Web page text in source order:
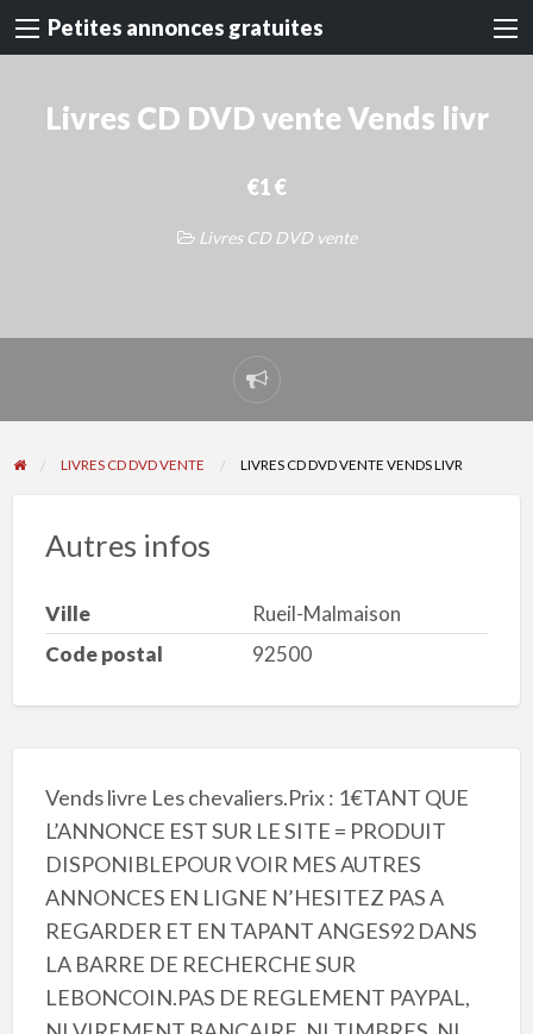
Petites annonces gratuites
Livres CD DVD vente Vends livr
€1 €
Livres CD DVD vente
Signaler
un
problème
LIVRES CD DVD VENTE LIVRES CD DVD VENTE VENDS LIVR
Autres infos
Ville
Rueil-Malmaison
Code postal
92500
Vends livre Les chevaliers.Prix : 1€TANT QUE
L’ANNONCE EST SUR LE SITE = PRODUIT
DISPONIBLEPOUR VOIR MES AUTRES
ANNONCES EN LIGNE N’HESITEZ PAS A
REGARDER ET EN TAPANT ANGES92 DANS
LA BARRE DE RECHERCHE SUR
LEBONCOIN.PAS DE REGLEMENT PAYPAL,